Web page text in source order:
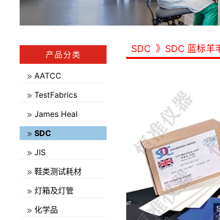
产品分类
AATCC
TestFabrics
James Heal
SDC
JIS
鞋类测试耗材
灯箱及灯管
化学品
SDC 》SDC 蓝标羊